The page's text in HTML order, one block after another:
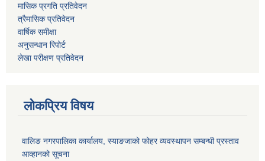
मासिक प्रगति प्रतिवेदन
त्रैमासिक प्रतिवेदन
वार्षिक समीक्षा
अनुसन्धान रिपोर्ट
लेखा परीक्षण प्रतिवेदन
लोकप्रिय विषय
वालिङ नगरपालिका कार्यालय, स्याङजाको फोहर व्यवस्थापन सम्बन्धी प्रस्ताव
आव्हानको सूचना